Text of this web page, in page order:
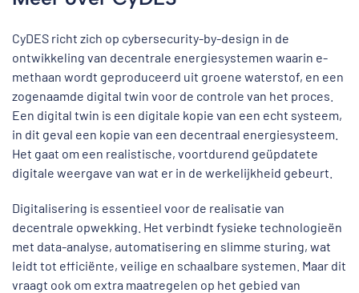
CyDES richt zich op cybersecurity-by-design in de
ontwikkeling van decentrale energiesystemen waarin e-
methaan wordt geproduceerd uit groene waterstof, en een
zogenaamde digital twin voor de controle van het proces.
Een digital twin is een digitale kopie van een echt systeem,
in dit geval een kopie van een decentraal energiesysteem.
Het gaat om een realistische, voortdurend geüpdatete
digitale weergave van wat er in de werkelijkheid gebeurt.
Digitalisering is essentieel voor de realisatie van
decentrale opwekking. Het verbindt fysieke technologieën
met data-analyse, automatisering en slimme sturing, wat
leidt tot efficiënte, veilige en schaalbare systemen. Maar dit
vraagt ook om extra maatregelen op het gebied van